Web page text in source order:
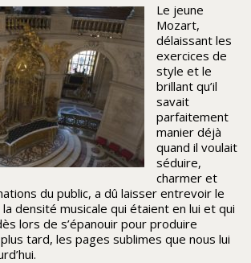
Le jeune
Mozart,
délaissant les
exercices de
style et le
brillant qu’il
savait
parfaitement
manier déjà
quand il voulait
séduire,
charmer et
du public, a dû laisser entrevoir le
densité musicale qui étaient en lui et qui
lors de s’épanouir pour produire
tard, les pages sublimes que nous lui